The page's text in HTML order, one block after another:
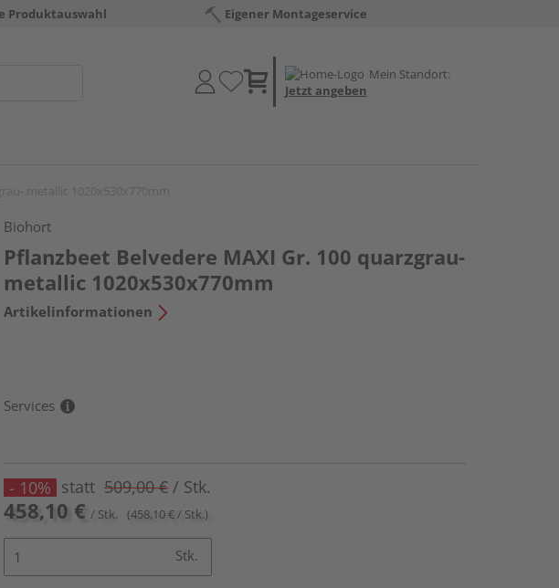
Produktauswahl Eigener Montageservice
Mein Standort:
Jetzt angeben
Biohort
Pflanzbeet Belvedere MAXI Gr. 100 quarzgrau-
metallic 1020x530x770mm
Artikelinformationen
Services
- 10% statt 509,00 € / Stk.
458,10 € / Stk. (458,10 € / Stk.)
Stk.